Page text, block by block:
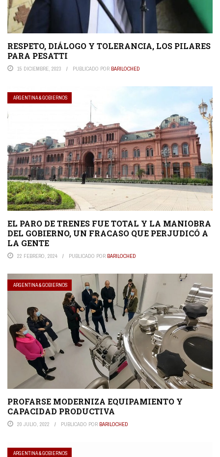
RESPETO, DIÁLOGO Y TOLERANCIA, LOS PILARES
PARA PESATTI
15 DICIEMBRE, 2023 PUBLICADO POR BARILOCHED
ARGENTINA & GOBIERNOS
EL PARO DE TRENES FUE TOTAL Y LA MANIOBRA
DEL GOBIERNO, UN FRACASO QUE PERJUDICÓ A
LA GENTE
22 FEBRERO, 2024 PUBLICADO POR BARILOCHED
ARGENTINA & GOBIERNOS
PROFARSE MODERNIZA EQUIPAMIENTO Y
CAPACIDAD PRODUCTIVA
20 JULIO, 2022 PUBLICADO POR BARILOCHED
ARGENTINA & GOBIERNOS